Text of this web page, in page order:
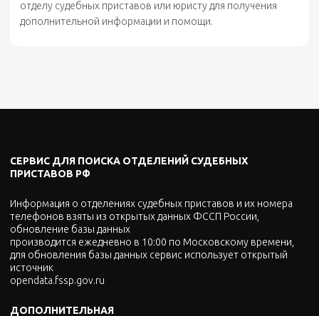
отделу судебных приставов или юристу для получения
дополнительной информации и помощи.
СЕРВИС ДЛЯ ПОИСКА ОТДЕЛЕНИЙ СУДЕБНЫХ
ПРИСТАВОВ РФ
Информация о отделениях судебных приставов и их номера
телефонов взяты из открытых данных ФССП России,
обновление базы данных
производится ежедневно в 10:00 по Московскому времени,
для обновления базы данных сервис использует открытый
источник
opendata.fssp.gov.ru
ДОПОЛНИТЕЛЬНАЯ